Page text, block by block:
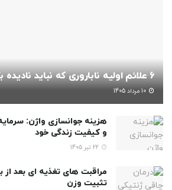
6 علائم اولیه ناباروری که نباید نادیده بگیرید
هزینه جوانسازی واژن:
و کیفیت زندگی خود
مراقبت های تغذیه ای بعد از
تثبیت وزن